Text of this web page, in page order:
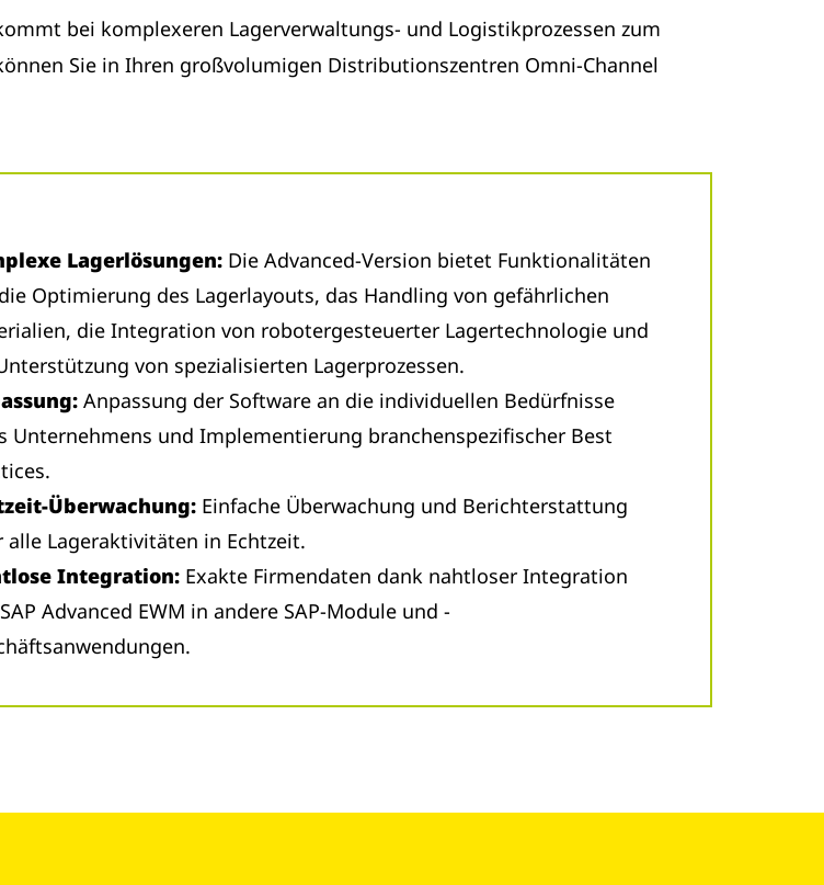
bei komplexeren Lagerverwaltungs- und Logistikprozessen zum
Sie in Ihren großvolumigen Distributionszentren Omni-Channel
Lagerlösungen: Die Advanced-Version bietet Funktionalitäten
Optimierung des Lagerlayouts, das Handling von gefährlichen
die Integration von robotergesteuerter Lagertechnologie und
von spezialisierten Lagerprozessen.
Anpassung der Software an die individuellen Bedürfnisse
Unternehmens und Implementierung branchenspezifischer Best
Überwachung: Einfache Überwachung und Berichterstattung
alle Lageraktivitäten in Echtzeit.
Integration: Exakte Firmendaten dank nahtloser Integration
Advanced EWM in andere SAP-Module und -